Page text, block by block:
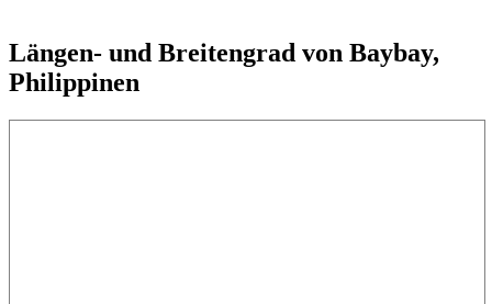
Längen- und Breitengrad von Baybay,
Philippinen